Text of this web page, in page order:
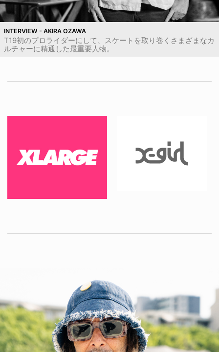
INTERVIEW - AKIRA OZAWA
T19初のプロライダーにして、スケートを取り巻くさまざまなカ
ルチャーに精通した最重要人物。